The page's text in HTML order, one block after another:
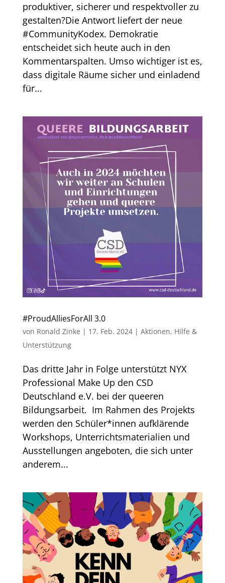
produktiver, sicherer und respektvoller zu
gestalten?Die Antwort liefert der neue
#CommunityKodex. Demokratie
entscheidet sich heute auch in den
Kommentarspalten. Umso wichtiger ist es,
dass digitale Räume sicher und einladend
für...
#ProudAlliesForAll 3.0
von Ronald Zinke | 17. Feb. 2024| Aktionen, Hilfe &
Unterstützung
Das dritte Jahr in Folge unterstützt NYX
Professional Make Up den CSD
Deutschland e.V. bei der queeren
Bildungsarbeit. Im Rahmen des Projekts
werden den Schüler*innen aufklärende
Workshops, Unterrichtsmaterialien und
Ausstellungen angeboten, die sich unter
anderem...